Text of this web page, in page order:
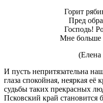
Горит
Пред
Господь!
Мне больше
(Елена
И пусть непритязательна
глаза спокойная, неяркая её
судьбы таких прекрасных
Псковский край становится